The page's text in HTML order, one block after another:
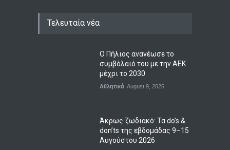
Τελευταία νέα
Ο Πήλιος ανανέωσε το
συμβόλαιό του με την ΑΕΚ
μέχρι το 2030
Αθλητικά August 9, 2026
Άκρως ζωδιακό: Τα do’s &
don’ts της εβδομάδας 9–15
Αυγούστου 2026